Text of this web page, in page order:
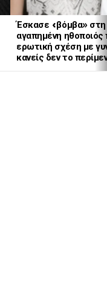
Έσκασε «βόμβα»
αγαπημένη
ερωτική σχέση με
κανείς δεν το